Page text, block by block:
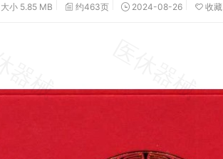
大小 5.85 MB 约463页 2024-08-26 收藏